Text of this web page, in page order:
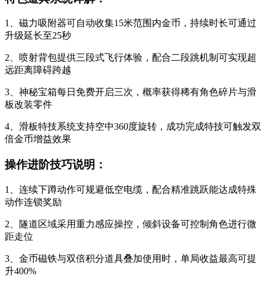
1、磁力吸附器可自动收集15米范围内金币，持续时长可通过
升级延长至25秒
2、喷射背包提供三段式飞行体验，配合二段跳机制可实现超
远距离障碍跨越
3、神秘宝箱每日免费开启三次，概率获得稀有角色碎片与滑
板改装零件
4、滑板特技系统支持空中360度旋转，成功完成特技可触发双
倍金币增益效果
操作进阶技巧说明：
1、连续下蹲动作可规避低空电缆，配合精准跳跃能达成特殊
动作连锁奖励
2、隧道区域采用重力感应操控，倾斜设备可控制角色进行微
距走位
3、金币磁铁与双倍积分道具叠加使用时，单局收益最高可提
升400%